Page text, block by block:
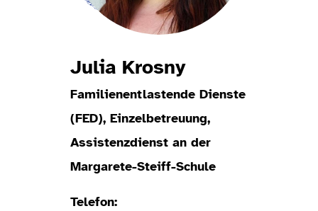
Julia Krosny
Familienentlastende Dienste
(FED), Einzelbetreuung,
Assistenzdienst an der
Margarete-Steiff-Schule
Telefon